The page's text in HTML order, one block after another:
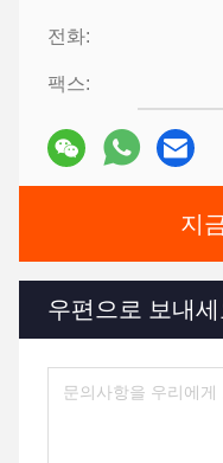
전화:
팩스:
지
우편으로 보내세